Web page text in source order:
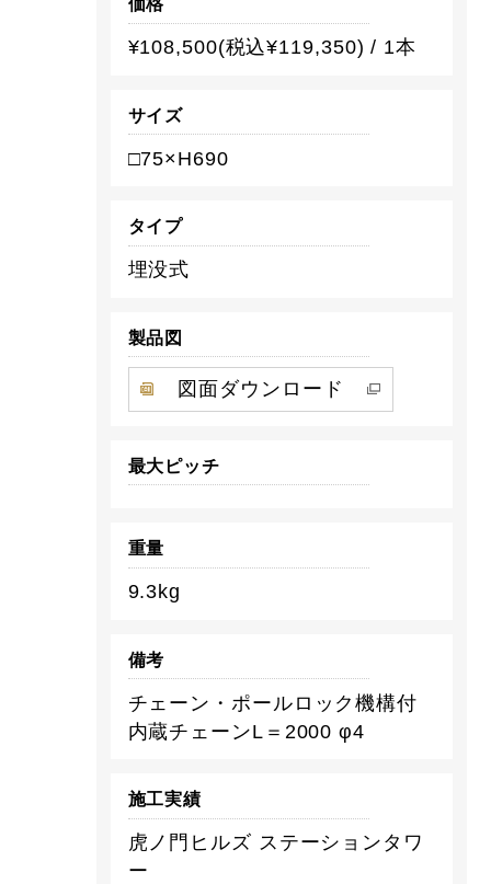
価格
¥108,500(税込¥119,350) / 1本
サイズ
□75×H690
タイプ
埋没式
製品図
図面ダウンロード
最大ピッチ
重量
9.3kg
備考
チェーン・ポールロック機構付
内蔵チェーンL＝2000 φ4
施工実績
虎ノ門ヒルズ ステーションタワ
ー